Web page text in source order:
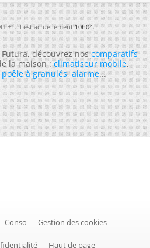
+1. Il est actuellement10h04.
découvrez noscomparatifs
la maison :climatiseur mobile,
poêle à granulés,alarme...
Conso - Gestion des cookies -
- Haut de page